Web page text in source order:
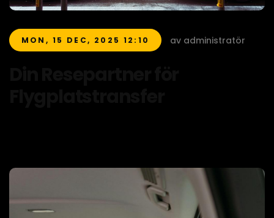
MON, 15 DEC, 2025 12:10 av administratör